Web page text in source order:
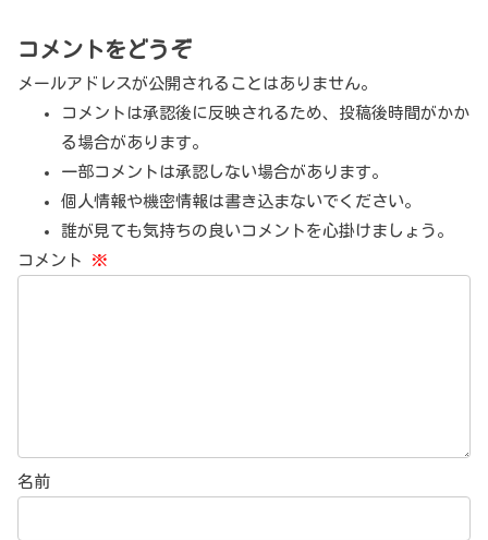
コメントをどうぞ
メールアドレスが公開されることはありません。
コメントは承認後に反映されるため、投稿後時間がかか
る場合があります。
一部コメントは承認しない場合があります。
個人情報や機密情報は書き込まないでください。
誰が見ても気持ちの良いコメントを心掛けましょう。
コメント ※
名前